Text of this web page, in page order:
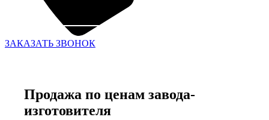
ЗАКАЗАТЬ ЗВОНОК
Продажа по ценам завода-
изготовителя